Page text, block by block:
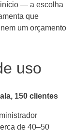
início — a escolha
que
um orçamento
uso
150 clientes
de 40–50